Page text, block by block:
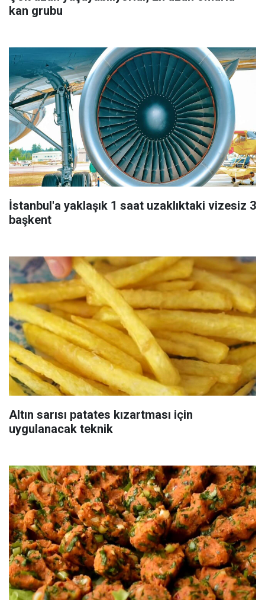
kan grubu
İstanbul'a yaklaşık 1 saat uzaklıktaki vizesiz 3
başkent
Altın sarısı patates kızartması için
uygulanacak teknik